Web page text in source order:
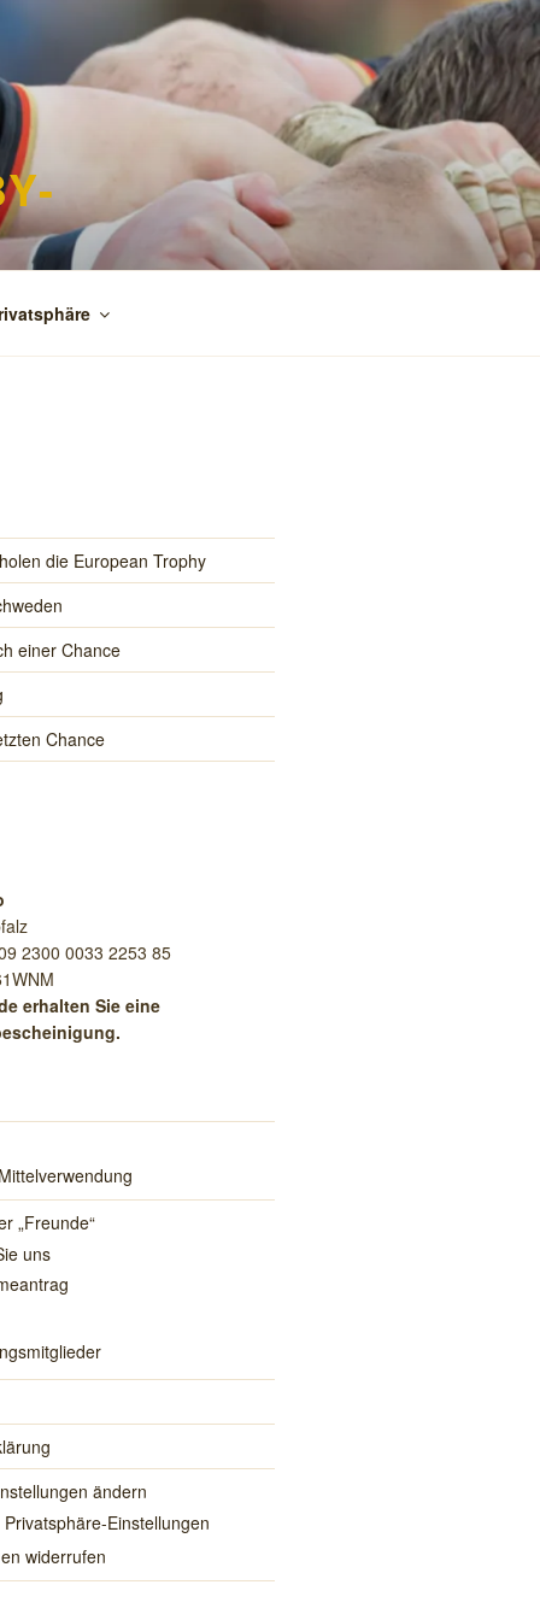
die European Trophy
einer Chance
Chance
2300 0033 2253 85
erhalten Sie eine
„Freunde“
uns
ändern
Einstellungen
widerrufen